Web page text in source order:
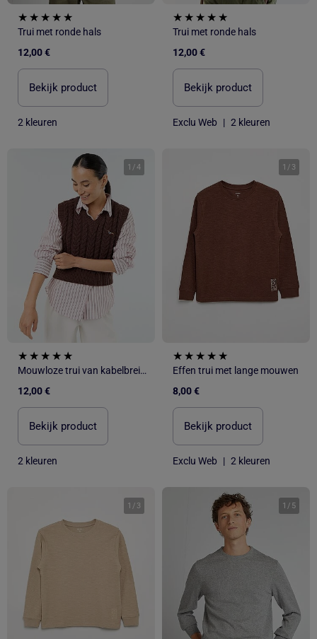
Trui met ronde hals
12,00 €
Bekijk product
2 kleuren
Trui met ronde hals
12,00 €
Bekijk product
Exclu Web | 2 kleuren
1 /4
Mouwloze trui van kabelbreisel
12,00 €
Bekijk product
2 kleuren
1 / 3
Effen trui met lange mouwen
8,00 €
Bekijk product
Exclu Web | 2 kleuren
1 / 3 1 / 5